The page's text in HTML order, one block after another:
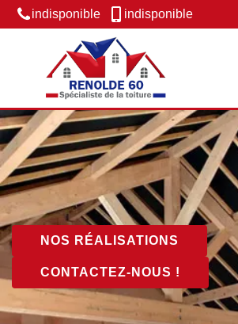
indisponible indisponible
NOS RÉALISATIONS
CONTACTEZ-NOUS !